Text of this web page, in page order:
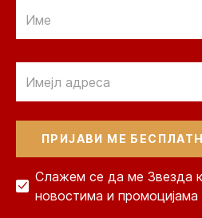
Слажем се да ме Звезда
новостима и промоцијама